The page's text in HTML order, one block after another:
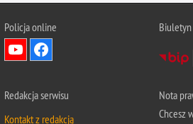
Policja online
Redakcja serwisu
Kontakt z redakcją
Nota
Chcesz